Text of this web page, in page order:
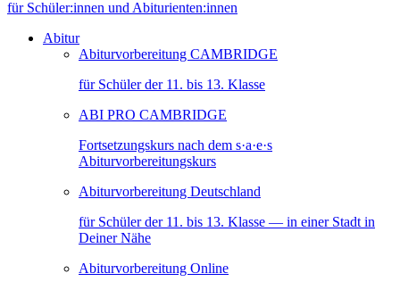
Abitur
Abiturvorbereitung CAMBRIDGE
für Schüler der 11. bis 13. Klasse
ABI PRO CAMBRIDGE
Fortsetzungskurs nach dem s·a·e·s
Abiturvorbereitungskurs
Abiturvorbereitung Deutschland
für Schüler der 11. bis 13. Klasse — in einer Stadt in
Deiner Nähe
Abiturvorbereitung Online